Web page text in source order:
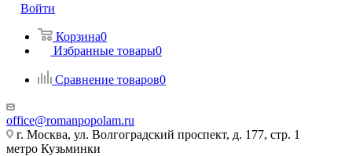
Войти
Корзина0
Избранные товары0
Сравнение товаров0
office@romanpopolam.ru
г. Москва, ул. Волгоградский проспект, д. 177, стр. 1
метро Кузьминки